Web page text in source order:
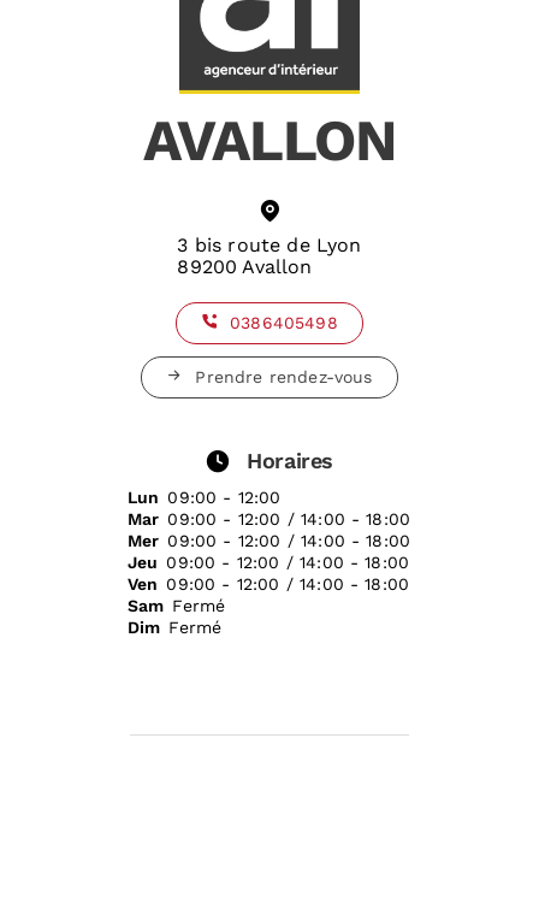
AVALLON
3 bis route de Lyon
89200 Avallon
0386405498
Prendre rendez-vous
Horaires
Lun 09:00 - 12:00
Mar 09:00 - 12:00 / 14:00 - 18:00
Mer 09:00 - 12:00 / 14:00 - 18:00
Jeu 09:00 - 12:00 / 14:00 - 18:00
Ven 09:00 - 12:00 / 14:00 - 18:00
Sam Fermé
Dim Fermé